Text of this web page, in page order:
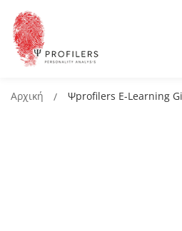
Αρχική Ψprofilers E-Learning